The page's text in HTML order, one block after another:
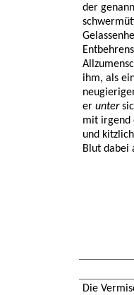
der
ihm, als
er unter
mit irgend
und
Blut dabei
Die